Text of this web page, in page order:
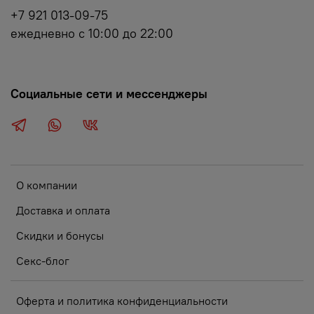
О компании
Доставка и оплата
Скидки и бонусы
Секс-блог
Оферта и политика конфиденциальности
+7 921 013-09-75
ежедневно с 10:00 до 22:00
Социальные сети и мессенджеры